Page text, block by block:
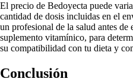
El precio de Bedoyecta puede
cantidad de dosis incluidas en el
un profesional de la salud antes de
suplemento vitamínico, para
su compatibilidad con tu dieta y
Conclusión